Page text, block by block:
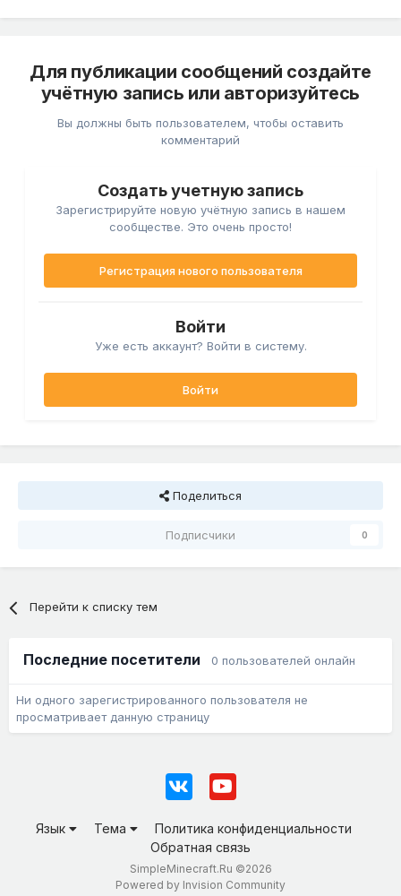
Для публикации сообщений создайте
учётную запись или авторизуйтесь
Вы должны быть пользователем, чтобы оставить
комментарий
Создать учетную запись
Зарегистрируйте новую учётную запись в нашем
сообществе. Это очень просто!
Регистрация нового пользователя
Войти
Уже есть аккаунт? Войти в систему.
Войти
Поделиться
Подписчики 0
Перейти к списку тем
Последние посетители 0 пользователей онлайн
Ни одного зарегистрированного пользователя не
просматривает данную страницу
Язык Тема
Политика конфиденциальности
Обратная связь
SimpleMinecraft.Ru ©2026
Powered by Invision Community